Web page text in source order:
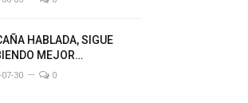
HABLADA, SIGUE
MEJOR…
07-30 0